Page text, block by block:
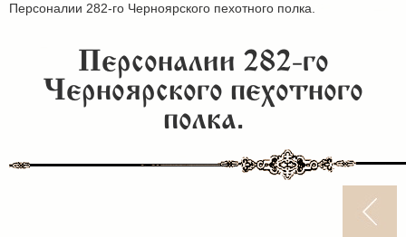
Персоналии 282-го Черноярского пехотного полка.
Персоналии 282-го
Черноярского пехотного
полка.